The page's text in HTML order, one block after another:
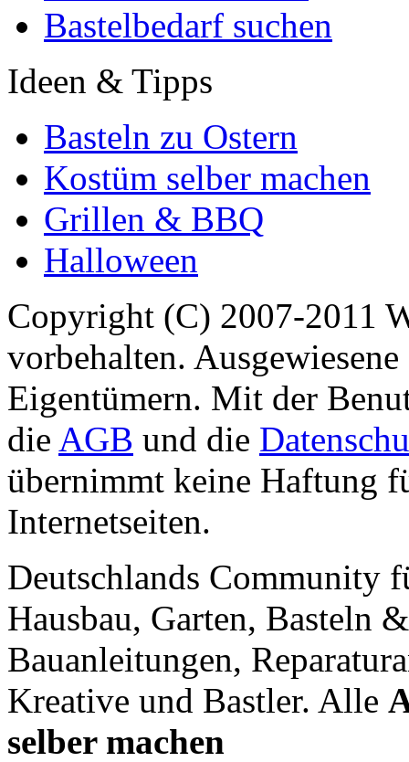
Bastelbedarf suchen
Ideen & Tipps
Basteln zu Ostern
Kostüm selber machen
Grillen & BBQ
Halloween
Copyright (C) 2007-2011
vorbehalten.
Eigentümern. Mit der
die AGB und die
übernimmt keine Haftung
Internetseiten.
Deutschlands Community
Hausbau, Garten, Basteln
Bauanleitungen,
Kreative und Bastler. Alle
selber machen